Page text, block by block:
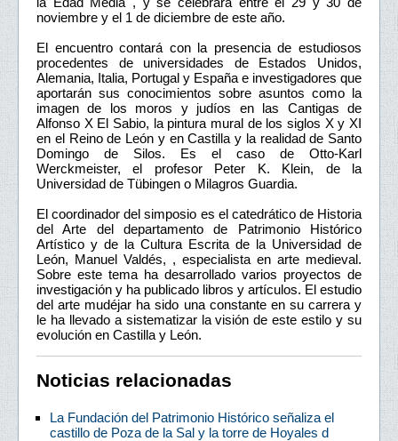
noviembre y el 1 de diciembre de este año.
El encuentro contará con la presencia de estudiosos
procedentes de universidades de Estados Unidos,
Alemania, Italia, Portugal y España e investigadores que
aportarán sus conocimientos sobre asuntos como la
imagen de los moros y judíos en las Cantigas de
Alfonso X El Sabio, la pintura mural de los siglos X y XI
en el Reino de León y en Castilla y la realidad de Santo
Domingo de Silos. Es el caso de Otto-Karl
Werckmeister, el profesor Peter K. Klein, de la
Universidad de Tübingen o Milagros Guardia.
El coordinador del simposio es el catedrático de Historia
del Arte del departamento de Patrimonio Histórico
Artístico y de la Cultura Escrita de la Universidad de
León, Manuel Valdés, , especialista en arte medieval.
Sobre este tema ha desarrollado varios proyectos de
investigación y ha publicado libros y artículos. El estudio
del arte mudéjar ha sido una constante en su carrera y
le ha llevado a sistematizar la visión de este estilo y su
evolución en Castilla y León.
Noticias relacionadas
La Fundación del Patrimonio Histórico señaliza el
castillo de Poza de la Sal y la torre de Hoyales d